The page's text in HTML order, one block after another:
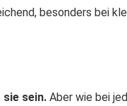
besonders bei
sie sein. Aber wie bei